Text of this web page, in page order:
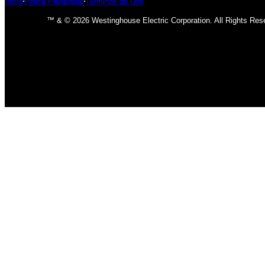
™ & © 2026 Westinghouse Electric Corporation. All Rights